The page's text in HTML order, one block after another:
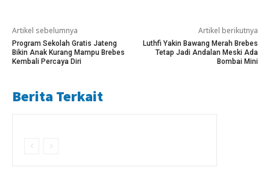
Artikel sebelumnya
Program Sekolah Gratis Jateng
Bikin Anak Kurang Mampu Brebes
Kembali Percaya Diri
Artikel berikutnya
Luthfi Yakin Bawang Merah Brebes
Tetap Jadi Andalan Meski Ada
Bombai Mini
Berita Terkait